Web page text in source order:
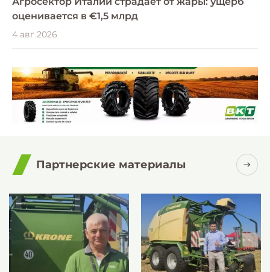
оценивается в €1,5 млрд
4 авг 2026
Партнерские материалы